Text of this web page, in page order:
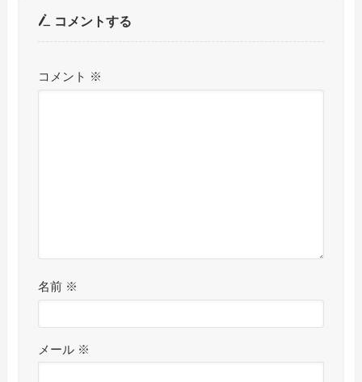
コメントする
コメント ※
名前 ※
メール ※